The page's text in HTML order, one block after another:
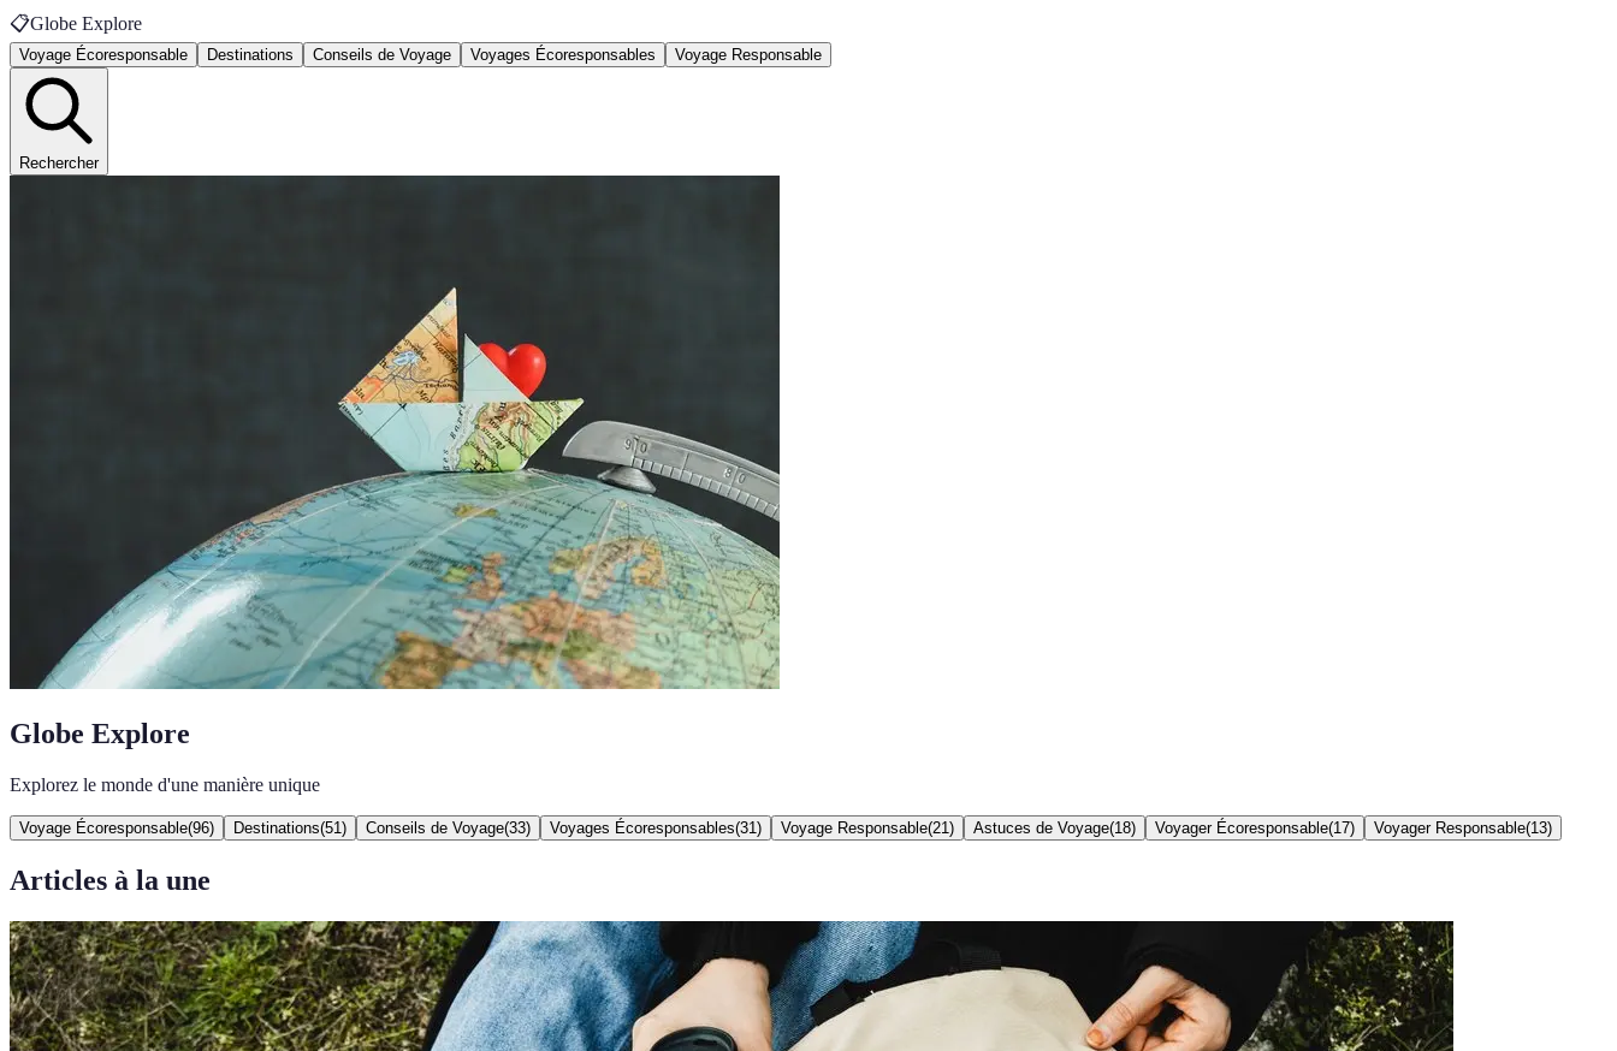
📋Globe Explore
Voyage Écoresponsable Destinations Conseils de Voyage Voyages Écoresponsables Voyage Responsable
Rechercher
Globe Explore
Explorez le monde d'une manière unique
Voyage Écoresponsable(96) Destinations(51 ) Conseils de Voyage(33) Voyages Écoresponsables(31 ) Voyage Responsable(21 ) Astuces de Voyage(18) Voyager Écoresponsable(17) Voyager Responsable(13)
Articles à la une